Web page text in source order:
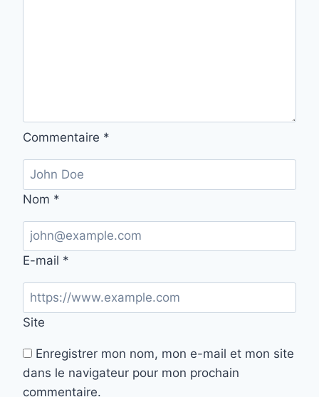
Commentaire *
Nom *
E-mail *
Site
Enregistrer mon nom, mon e-mail et mon site
dans le navigateur pour mon prochain
commentaire.